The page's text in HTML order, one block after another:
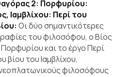
2: Πορφυρίου:
Ιαμβλίχου: Περί του
Οι δύο σημαντικότερες
του φιλοσόφου, ο Βίος
και το έργο Περί
βίου του Ιαμβλίχου,
φιλοσόφους